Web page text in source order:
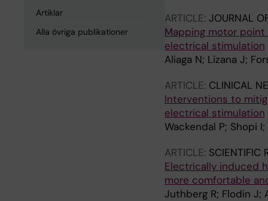
Artiklar
Alla övriga publikationer
ARTICLE: JOURNAL
Mapping motor
electrical stimulation
Aliaga N; Lizana J;
ARTICLE: CLINICAL
Interventions to
electrical stimulation
Wackendal P; Shopi
ARTICLE: SCIENTIFIC
Electrically induced
more comfortable
Juthberg R; Flodin J;